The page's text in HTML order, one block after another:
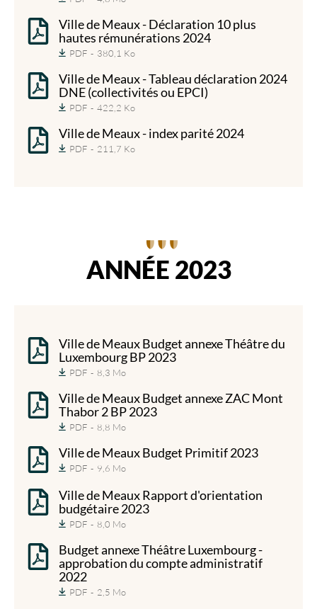
Ville de Meaux - Déclaration 10 plus
hautes rémunérations 2024
PDF 380,1 Ko
Ville de Meaux - Tableau déclaration 2024
DNE (collectivités ou EPCI)
PDF 422,2 Ko
Ville de Meaux - index parité 2024
PDF 211,7 Ko
ANNÉE 2023
Ville de Meaux Budget annexe Théâtre du
Luxembourg BP 2023
PDF 8,3 Mo
Ville de Meaux Budget annexe ZAC Mont
Thabor 2 BP 2023
PDF 8,8 Mo
Ville de Meaux Budget Primitif 2023
PDF 9,6 Mo
Ville de Meaux Rapport d'orientation
budgétaire 2023
PDF 8,0 Mo
Budget annexe Théâtre Luxembourg -
approbation du compte administratif
2022
PDF 2,5 Mo